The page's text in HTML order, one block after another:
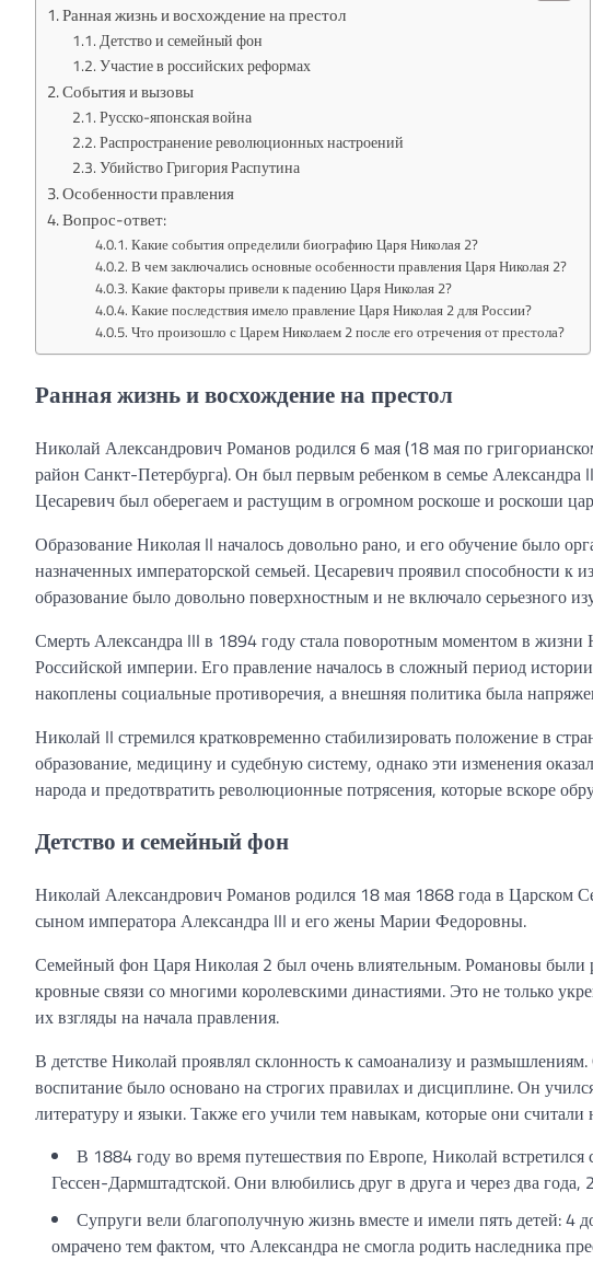
Ранная жизнь и восхождение на престол
Детство и семейный фон
Участие в российских реформах
События и вызовы
Русско-японская война
Распространение революционных настроений
Убийство Григория Распутина
Особенности правления
Вопрос-ответ:
Какие события определили биографию Царя Николая 2?
В чем заключались основные особенности правления Царя Николая 2?
Какие факторы привели к падению Царя Николая 2?
Какие последствия имело правление Царя Николая 2 для России?
Что произошло с Царем Николаем 2 после его отречения от престола?
Ранная жизнь и восхождение на престол
Николай Александрович Романов родился 6 мая (18 мая по
район Санкт-Петербурга). Он был первым ребенком в семье
Цесаревич был оберегаем и растущим в огромном роскоше и роскоши
Образование Николая II началось довольно рано, и его обучение было
назначенных императорской семьей. Цесаревич проявил способности к
образование было довольно поверхностным и не включало серьезного
Смерть Александра III в 1894 году стала поворотным моментом в жизни
Российской империи. Его правление началось в сложный период
накоплены социальные противоречия, а внешняя политика была
Николай II стремился кратковременно стабилизировать положение в
образование, медицину и судебную систему, однако эти изменения
народа и предотвратить революционные потрясения, которые вскоре
Детство и семейный фон
Николай Александрович Романов родился 18 мая 1868 года в
сыном императора Александра III и его жены Марии Федоровны.
Семейный фон Царя Николая 2 был очень влиятельным. Романовы были
кровные связи со многими королевскими династиями. Это не только
их взгляды на начала правления.
В детстве Николай проявлял склонность к самоанализу и
воспитание было основано на строгих правилах и дисциплине. Он
литературу и языки. Также его учили тем навыкам, которые они
В 1884 году во время путешествия по Европе, Николай
Гессен-Дармштадтской. Они влюбились друг в друга и через два
Супруги вели благополучную жизнь вместе и имели пять детей: 4
омрачено тем фактом, что Александра не смогла родить наследника